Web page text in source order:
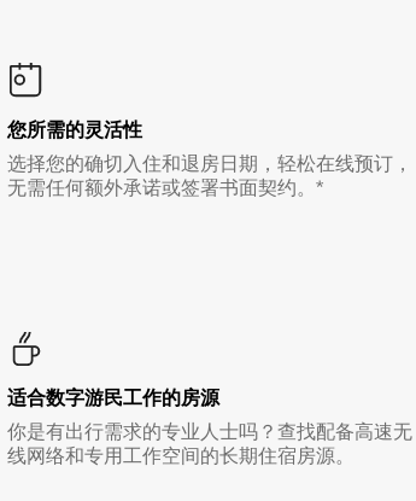
您所需的灵活性
选择您的确切入住和退房日期，轻松在线预订，
无需任何额外承诺或签署书面契约。*
适合数字游民工作的房源
你是有出行需求的专业人士吗？查找配备高速无
线网络和专用工作空间的长期住宿房源。